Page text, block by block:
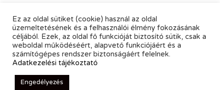
© 2021 KultúrTapas - All Rights Reserved.
Ez az oldal sütiket (cookie) használ az oldal
üzemeltetésének és a felhasználói élmény fokozásának
céljából. Ezek, az oldal fő funkcióját biztosító sütik, csak a
weboldal működéséért, alapvető funkciójáért és a
számítógépes rendszer biztonságáért felelnek.
Adatkezelési tájékoztató
Engedélyezés